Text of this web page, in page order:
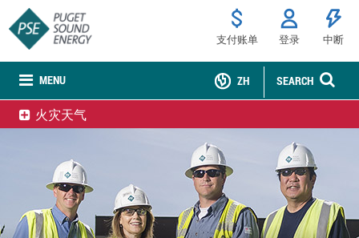
MENU
支付账单 登录 中断
SEARCH
ZH
火灾天气